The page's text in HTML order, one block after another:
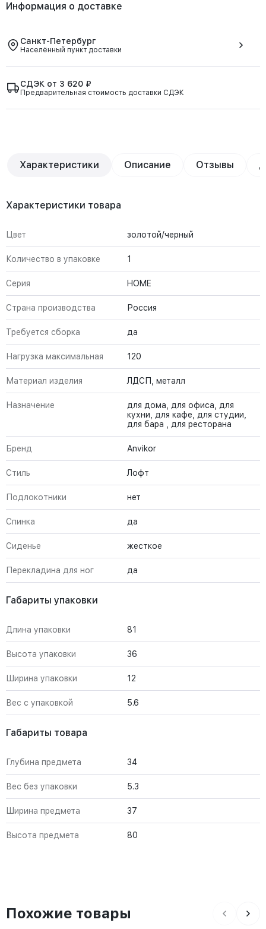
Информация о доставке
Санкт-Петербург
Населённый пункт доставки
СДЭК от 3 620 ₽
Предварительная стоимость доставки СДЭК
Характеристики Описание Отзывы
Характеристики товара
Цвет золотой/черный
Количество в упаковке 1
Серия HOME
Страна производства Россия
Требуется сборка да
Нагрузка максимальная 120
Материал изделия ЛДСП, металл
Назначение
для дома, для офиса, для
кухни, для кафе, для студии,
для бара , для ресторана
Бренд Anvikor
Стиль Лофт
Подлокотники нет
Спинка да
Сиденье жесткое
Перекладина для ног да
Габариты упаковки
Длина упаковки 81
Высота упаковки 36
Ширина упаковки 12
Вес с упаковкой 5.6
Габариты товара
Глубина предмета 34
Вес без упаковки 5.3
Ширина предмета 37
Высота предмета 80
Похожие товары